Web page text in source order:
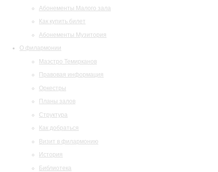
Абонементы Малого зала
Как купить билет
Абонементы Музитория
О филармонии
Маэстро Темирканов
Правовая информация
Оркестры
Планы залов
Структура
Как добраться
Визит в филармонию
История
Библиотека